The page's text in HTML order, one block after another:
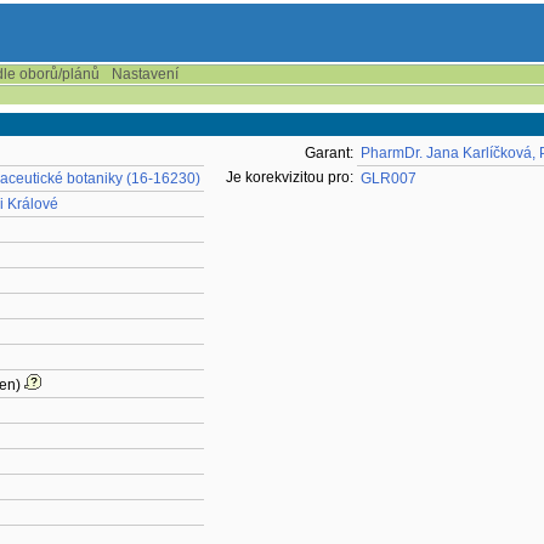
oborů/plánů Nastavení
botaniky (16-16230)
Králové
Garant: PharmDr. Jana Karlíčková,
Je korekvizitou pro: GLR007